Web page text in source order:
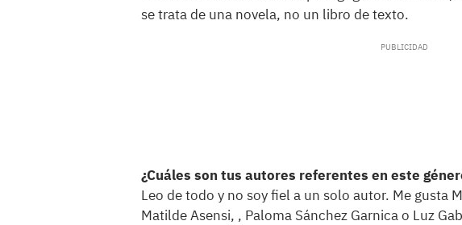
se trata de una novela, no un libro de texto.
¿Cuáles son tus autores referentes en este
Leo de todo y no soy fiel a un solo autor. Me gusta
Matilde Asensi, , Paloma Sánchez Garnica o Luz